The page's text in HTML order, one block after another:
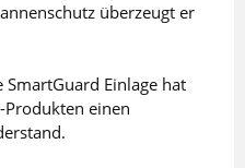
überzeugt er
Einlage hat
Produkten einen